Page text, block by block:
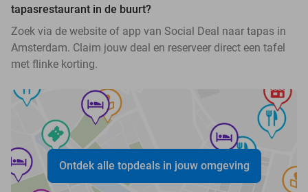
tapasrestaurant in de buurt?
Zoek via de website of app van Social Deal naar tapas in
Amsterdam. Claim jouw deal en reserveer direct een tafel
met flinke korting.
Ontdek alle topdeals in jouw omgeving